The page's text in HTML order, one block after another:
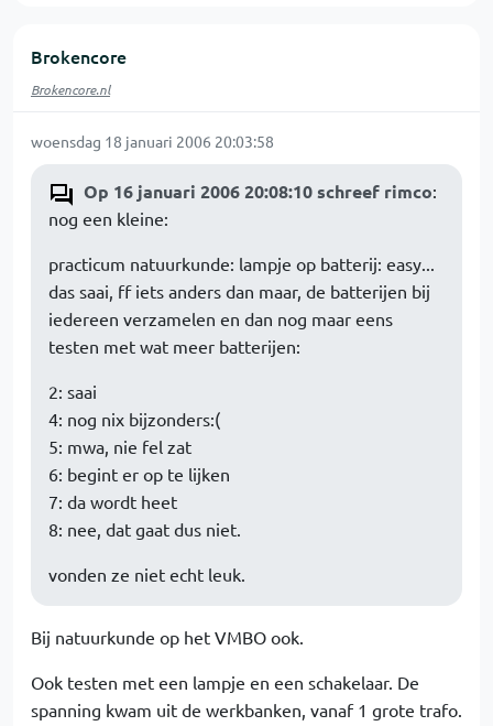
Brokencore
Brokencore.nl
woensdag 18 januari 2006 20:03:58
Op 16 januari 2006 20:08:10 schreef rimco:
nog een kleine:
practicum natuurkunde: lampje op batterij: easy...
das saai, ff iets anders dan maar, de batterijen bij
iedereen verzamelen en dan nog maar eens
testen met wat meer batterijen:
2: saai
4: nog nix bijzonders:(
5: mwa, nie fel zat
6: begint er op te lijken
7: da wordt heet
8: nee, dat gaat dus niet.
vonden ze niet echt leuk.
Bij natuurkunde op het VMBO ook.
Ook testen met een lampje en een schakelaar. De
spanning kwam uit de werkbanken, vanaf 1 grote trafo.